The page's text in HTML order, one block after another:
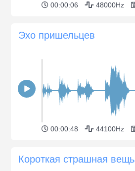
00:00:06 48000Hz
Эхо пришельцев
00:00:48 44100Hz
Короткая страшная вещь